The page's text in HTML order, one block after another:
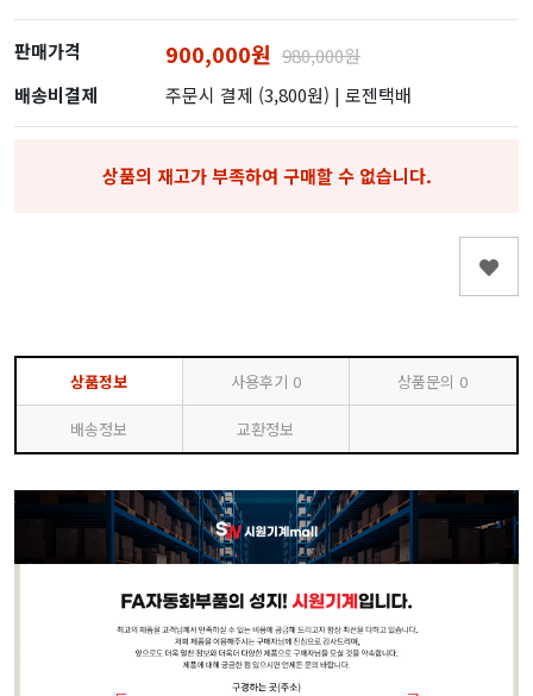
판매가격 900,000원 980,000원
배송비결제
주문시 결제 (3,800원) | 로젠택배
상품의 재고가 부족하여 구매할 수 없습니다.
상품정보 사용후기 0 상품문의 0
배송정보 교환정보